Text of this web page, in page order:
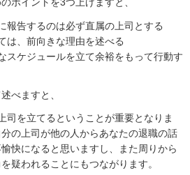
ポイントを3つ上げますと、
報告するのは必ず直属の上司とする
は、前向きな理由を述べる
スケジュールを立て余裕をもって行動す
べますと、
司を立てるということが重要となりま
の上司が他の人からあなたの退職の話
快になると思いますし、また周りから
疑われることにもつながります。